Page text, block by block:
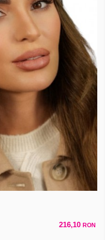
216,10 RON